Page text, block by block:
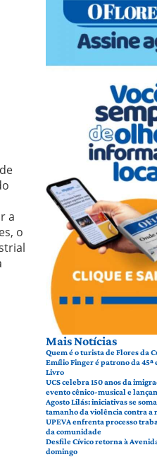
a
o
Mais Notícias
Quem é o turista de Flores da
Emílio Finger é patrono da 45ª
Livro
UCS celebra 150 anos da
evento cênico-musical e
Agosto Lilás: iniciativas se
tamanho da violência contra a
UPEVA enfrenta processo
da comunidade
Desfile Cívico retorna à
domingo